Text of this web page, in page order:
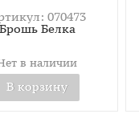
070473
Белка
в наличии
В корзину